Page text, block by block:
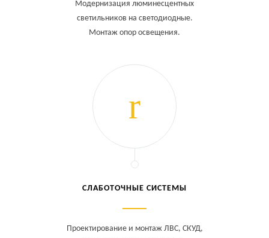
Модернизация люминесцентных
светильников на светодиодные.
Монтаж опор освещения.
СЛАБОТОЧНЫЕ СИСТЕМЫ
Проектирование и монтаж ЛВС, СКУД,